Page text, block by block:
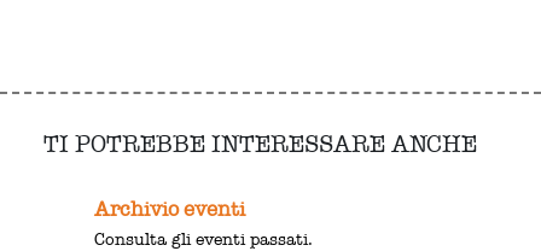
TI POTREBBE INTERESSARE ANCHE
Archivio eventi
Consulta gli eventi passati.